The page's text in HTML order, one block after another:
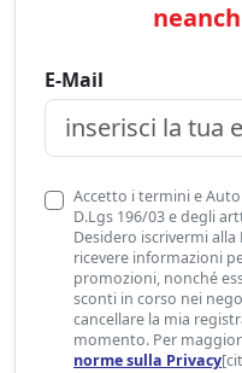
E-Mail
Accetto i termini e
D.Lgs 196/03 e degli
Desidero iscrivermi
ricevere informazioni
promozioni, nonché
sconti in corso nei
cancellare la mia
momento. Per
norme sulla Privacy